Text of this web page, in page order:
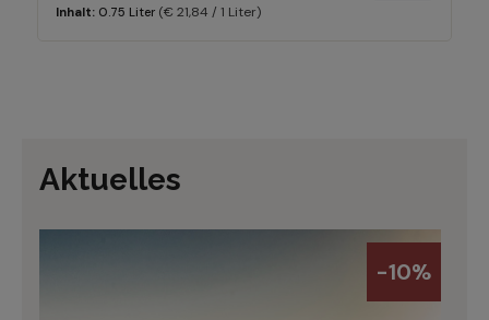
Inhalt: 0.75 Liter (€ 21,84 / 1 Liter)
Aktuelles
-10%